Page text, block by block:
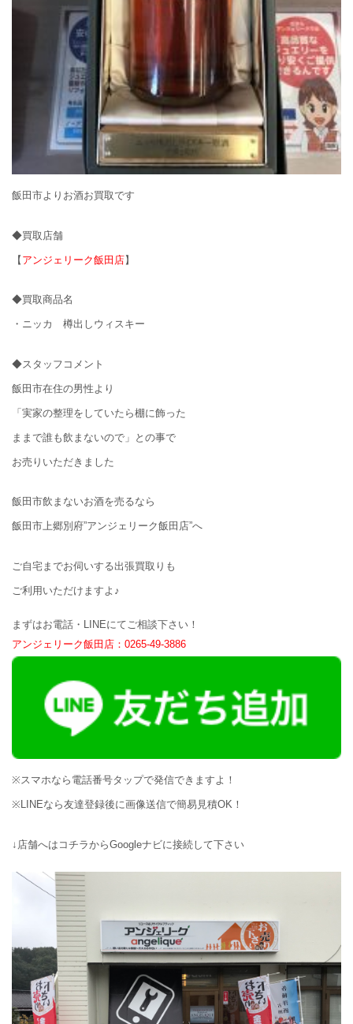
飯田市よりお酒お買取です
◆買取店舗
【 アンジェリーク飯田店】
◆買取商品名
・ニッカ 樽出しウィスキー
◆スタッフコメント
飯田市在住の男性より
「実家の整理をしていたら棚に飾った
ままで誰も飲まないので」との事で
お売りいただきました
飯田市飲まないお酒を売るなら
飯田市上郷別府”アンジェリーク飯田店”へ
ご自宅までお伺いする出張買取りも
ご利用いただけますよ♪
まずはお電話・LINEにてご相談下さい！
アンジェリーク飯田店：0265-49-3886
※スマホなら電話番号タップで発信できますよ！
※LINEなら友達登録後に画像送信で簡易見積OK！
↓店舗へはコチラからGoogleナビに接続して下さい